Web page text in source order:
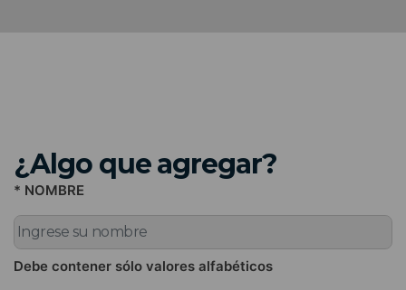
¿Algo que agregar?
* NOMBRE
Debe contener sólo valores alfabéticos